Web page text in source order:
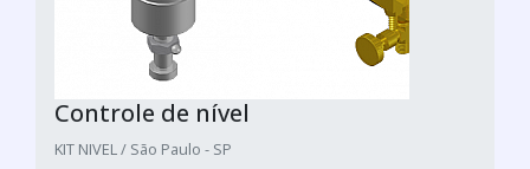
Controle de nível
KIT NIVEL / São Paulo - SP